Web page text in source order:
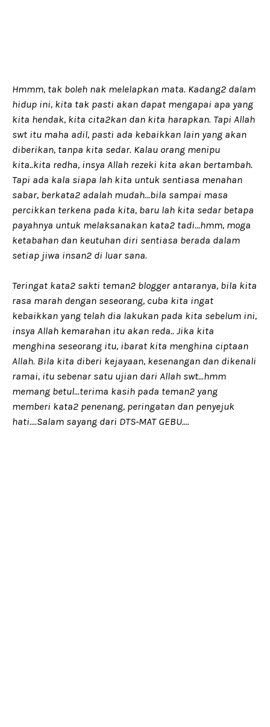
Hmmm, tak boleh nak melelapkan mata. Kadang2 dalam
hidup ini, kita tak pasti akan dapat mengapai apa yang
kita hendak, kita cita2kan dan kita harapkan. Tapi Allah
swt itu maha adil, pasti ada kebaikkan lain yang akan
diberikan, tanpa kita sedar. Kalau orang menipu
kita..kita redha, insya Allah rezeki kita akan bertambah.
Tapi ada kala siapa lah kita untuk sentiasa menahan
sabar, berkata2 adalah mudah...bila sampai masa
percikkan terkena pada kita, baru lah kita sedar betapa
payahnya untuk melaksanakan kata2 tadi...hmm, moga
ketabahan dan keutuhan diri sentiasa berada dalam
setiap jiwa insan2 di luar sana.
Teringat kata2 sakti teman2 blogger antaranya, bila kita
rasa marah dengan seseorang, cuba kita ingat
kebaikkan yang telah dia lakukan pada kita sebelum ini,
insya Allah kemarahan itu akan reda.. Jika kita
menghina seseorang itu, ibarat kita menghina ciptaan
Allah. Bila kita diberi kejayaan, kesenangan dan dikenali
ramai, itu sebenar satu ujian dari Allah swt...hmm
memang betul...terima kasih pada teman2 yang
memberi kata2 penenang, peringatan dan penyejuk
hati....Salam sayang dari DTS-MAT GEBU....